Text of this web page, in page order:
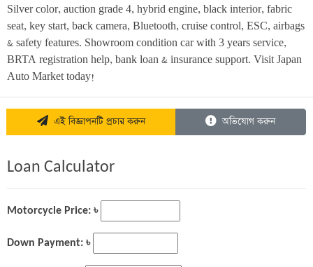
Silver color, auction grade 4, hybrid engine, black interior, fabric
seat, key start, back camera, Bluetooth, cruise control, ESC, airbags
& safety features. Showroom condition car with 3 years service,
BRTA registration help, bank loan & insurance support. Visit Japan
Auto Market today!
এই বিজ্ঞাপনটি প্রচার করুন অভিযোগ করুন
Loan Calculator
Motorcycle Price: ৳
Down Payment: ৳